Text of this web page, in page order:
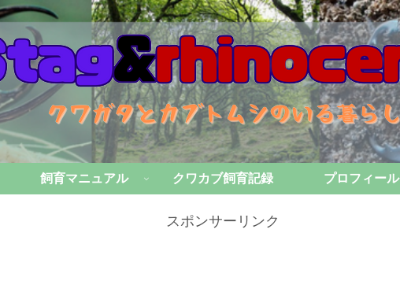
飼育マニュアル クワカブ飼育記録 プロフィール
スポンサーリンク